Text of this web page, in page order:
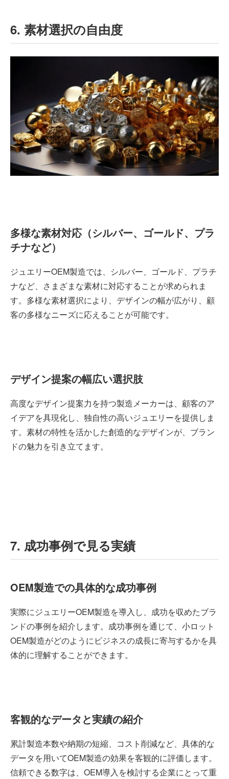
6. 素材選択の自由度
多様な素材対応（シルバー、ゴールド、プラ
チナなど）
ジュエリーOEM製造では、シルバー、ゴールド、プラチ
ナなど、さまざまな素材に対応することが求められま
す。多様な素材選択により、デザインの幅が広がり、顧
客の多様なニーズに応えることが可能です。
デザイン提案の幅広い選択肢
高度なデザイン提案力を持つ製造メーカーは、顧客のア
イデアを具現化し、独自性の高いジュエリーを提供しま
す。素材の特性を活かした創造的なデザインが、ブラン
ドの魅力を引き立てます。
7. 成功事例で見る実績
OEM製造での具体的な成功事例
実際にジュエリーOEM製造を導入し、成功を収めたブラ
ンドの事例を紹介します。成功事例を通じて、小ロット
OEM製造がどのようにビジネスの成長に寄与するかを具
体的に理解することができます。
客観的なデータと実績の紹介
累計製造本数や納期の短縮、コスト削減など、具体的な
データを用いてOEM製造の効果を客観的に評価します。
信頼できる数字は、OEM導入を検討する企業にとって重